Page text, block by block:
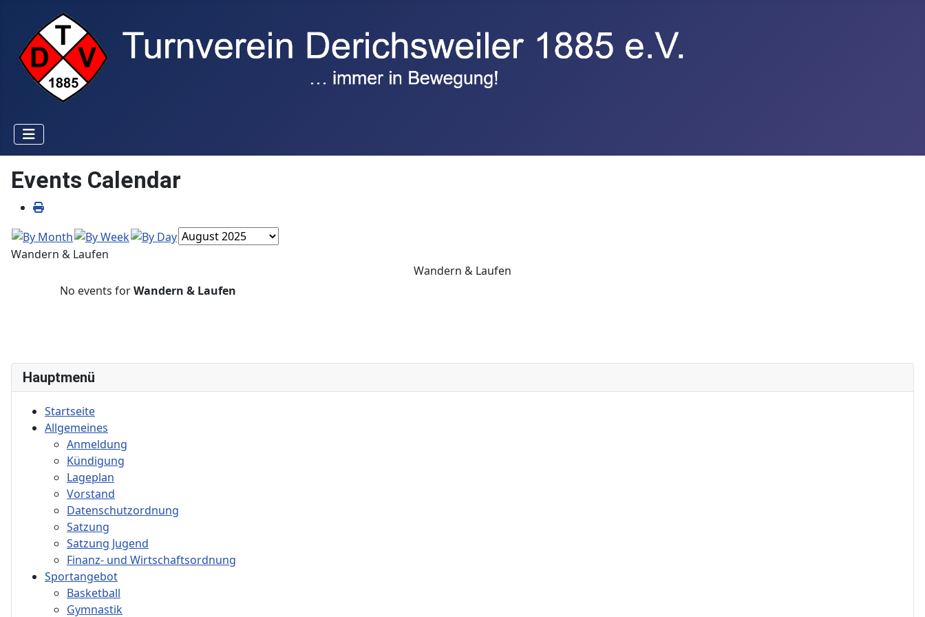
Hauptmenü
Startseite
Allgemeines
Anmeldung
Kündigung
Lageplan
Vorstand
Datenschutzordnung
Satzung
Satzung Jugend
Finanz- und Wirtschaftsordnung
Sportangebot
Basketball
Gymnastik
Events Calendar
Wandern & Laufen
Wandern & Laufen
No events forWandern & Laufen